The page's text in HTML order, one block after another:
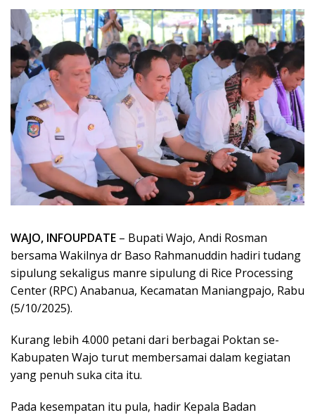
WAJO, INFOUPDATE – Bupati Wajo, Andi Rosman
bersama Wakilnya dr Baso Rahmanuddin hadiri tudang
sipulung sekaligus manre sipulung di Rice Processing
Center (RPC) Anabanua, Kecamatan Maniangpajo, Rabu
(5/10/2025).
Kurang lebih 4.000 petani dari berbagai Poktan se-
Kabupaten Wajo turut membersamai dalam kegiatan
yang penuh suka cita itu.
Pada kesempatan itu pula, hadir Kepala Badan